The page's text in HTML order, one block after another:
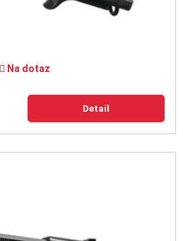
Na dotaz
Detail